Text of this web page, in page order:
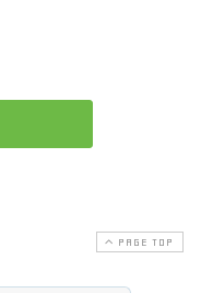
PAGE TOP